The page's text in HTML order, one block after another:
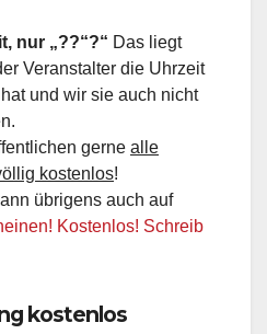
nur „??“?“ Das liegt
Veranstalter die Uhrzeit
und wir sie auch nicht
gerne alle
kostenlos!
übrigens auch auf
Kostenlos! Schreib
kostenlos